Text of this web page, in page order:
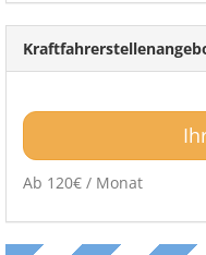
Ab 120€ / Monat